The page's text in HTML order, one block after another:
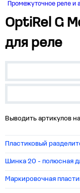
Промежуточное реле и
OptiRel G
для реле
Выводить артикулов
Пластиковый
Шинка 20 - полюсная
Маркировочная